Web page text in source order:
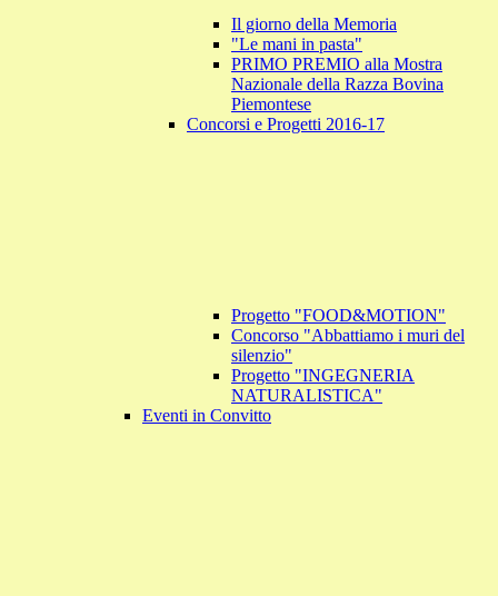
Il giorno della Memoria
"Le mani in pasta"
PRIMO PREMIO alla Mostra
Nazionale della Razza Bovina
Piemontese
Concorsi e Progetti 2016-17
Progetto "FOOD&MOTION"
Concorso "Abbattiamo i muri del
silenzio"
Progetto "INGEGNERIA
NATURALISTICA"
Eventi in Convitto